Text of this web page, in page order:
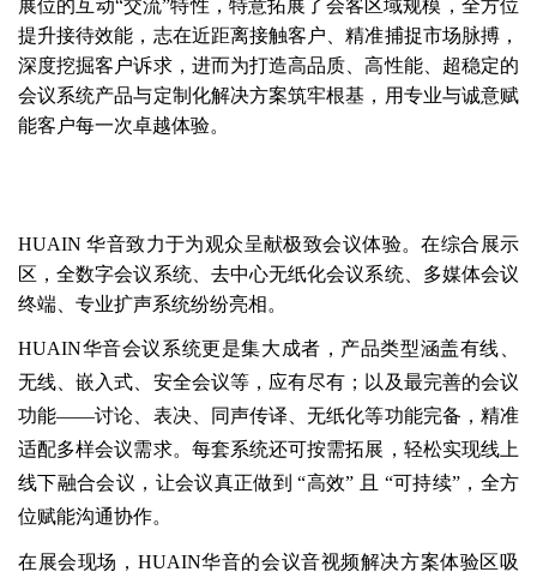
展位的互动“交流”特性，特意拓展了会客区域规模，全方位
提升接待效能，志在近距离接触客户、精准捕捉市场脉搏，
深度挖掘客户诉求，进而为打造高品质、高性能、超稳定的
会议系统产品与定制化解决方案筑牢根基，用专业与诚意赋
能客户每一次卓越体验。
HUAIN 华音致力于为观众呈献极致会议体验。在综合展示
区，全数字会议系统、去中心无纸化会议系统、多媒体会议
终端、专业扩声系统纷纷亮相。
HUAIN华音会议系统更是集大成者，产品类型涵盖有线、
无线、嵌入式、安全会议等，应有尽有；以及最完善的会议
功能——讨论、表决、同声传译、无纸化等功能完备，精准
适配多样会议需求。每套系统还可按需拓展，轻松实现线上
线下融合会议，让会议真正做到 “高效” 且 “可持续”，全方
位赋能沟通协作。
在展会现场，HUAIN华音的会议音视频解决方案体验区吸